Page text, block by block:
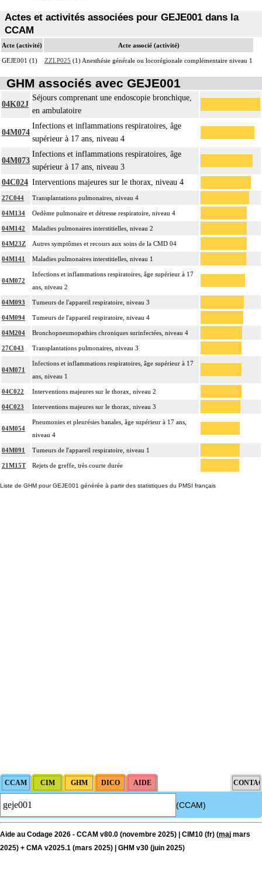
Actes et activités associées pour GEJE001 dans la
CCAM
Acte (activité) Acte associé (activité)
GEJE001 (1) ZZLP025 (1) Anesthésie générale ou locorégionale complémentaire niveau 1
GHM associés avec GEJE001
04K02J
Séjours comprenant une endoscopie bronchique,
en ambulatoire
04M074
Infections et inflammations respiratoires, âge
supérieur à 17 ans, niveau 4
04M073
Infections et inflammations respiratoires, âge
supérieur à 17 ans, niveau 3
04C024 Interventions majeures sur le thorax, niveau 4
27C044 Transplantations pulmonaires, niveau 4
04M134 Oedème pulmonaire et détresse respiratoire, niveau 4
04M142 Maladies pulmonaires interstitielles, niveau 2
04M23Z Autres symptômes et recours aux soins de la CMD 04
04M141 Maladies pulmonaires interstitielles, niveau 1
04M072
Infections et inflammations respiratoires, âge supérieur à 17
ans, niveau 2
04M093 Tumeurs de l'appareil respiratoire, niveau 3
04M094 Tumeurs de l'appareil respiratoire, niveau 4
04M204 Bronchopneumopathies chroniques surinfectées, niveau 4
27C043 Transplantations pulmonaires, niveau 3
04M071
Infections et inflammations respiratoires, âge supérieur à 17
ans, niveau 1
04C022 Interventions majeures sur le thorax, niveau 2
04C023 Interventions majeures sur le thorax, niveau 3
04M054
Pneumonies et pleurésies banales, âge supérieur à 17 ans,
niveau 4
04M091 Tumeurs de l'appareil respiratoire, niveau 1
21M15T Rejets de greffe, très courte durée
Liste de GHM pour GEJE001 générée à partir des statistiques du PMSI français
(CCAM)
Aide au Codage 2026 - CCAM v80.0 (novembre 2025) | CIM10 (fr) (maj mars
2025) + CMA v2025.1 (mars 2025) | GHM v30 (juin 2025)